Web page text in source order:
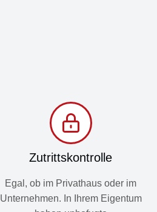
Zutrittskontrolle
Egal, ob im Privathaus oder im
Unternehmen. In Ihrem Eigentum